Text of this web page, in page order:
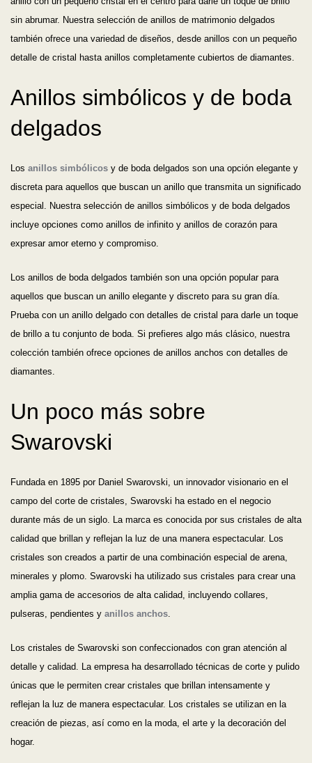
sin abrumar. Nuestra selección de anillos de matrimonio delgados
también ofrece una variedad de diseños, desde anillos con un pequeño
detalle de cristal hasta anillos completamente cubiertos de diamantes.
Anillos simbólicos y de boda
delgados
Los anillos simbólicos y de boda delgados son una opción elegante y
discreta para aquellos que buscan un anillo que transmita un significado
especial. Nuestra selección de anillos simbólicos y de boda delgados
incluye opciones como anillos de infinito y anillos de corazón para
expresar amor eterno y compromiso.
Los anillos de boda delgados también son una opción popular para
aquellos que buscan un anillo elegante y discreto para su gran día.
Prueba con un anillo delgado con detalles de cristal para darle un toque
de brillo a tu conjunto de boda. Si prefieres algo más clásico, nuestra
colección también ofrece opciones de anillos anchos con detalles de
diamantes.
Un poco más sobre
Swarovski
Fundada en 1895 por Daniel Swarovski, un innovador visionario en el
campo del corte de cristales, Swarovski ha estado en el negocio
durante más de un siglo. La marca es conocida por sus cristales de alta
calidad que brillan y reflejan la luz de una manera espectacular. Los
cristales son creados a partir de una combinación especial de arena,
minerales y plomo. Swarovski ha utilizado sus cristales para crear una
amplia gama de accesorios de alta calidad, incluyendo collares,
pulseras, pendientes y anillos anchos
Los cristales de Swarovski son confeccionados con gran atención al
detalle y calidad. La empresa ha desarrollado técnicas de corte y pulido
únicas que le permiten crear cristales que brillan intensamente y
reflejan la luz de manera espectacular. Los cristales se utilizan en la
creación de piezas, así como en la moda, el arte y la decoración del
hogar.